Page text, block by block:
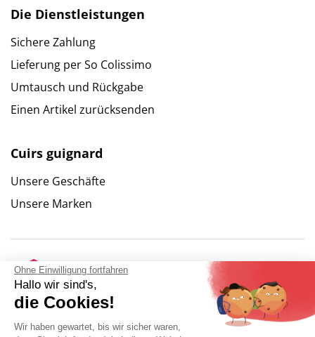
Ohne Einwilligung fortfahren
Hallo wir sind's,
die Cookies!
Wir haben gewartet, bis wir sicher waren,
9.6
Die Dienstleistungen
Sichere Zahlung
Lieferung per So Colissimo
Umtausch und Rückgabe
Einen Artikel zurücksenden
Cuirs guignard
Unsere Geschäfte
Unsere Marken